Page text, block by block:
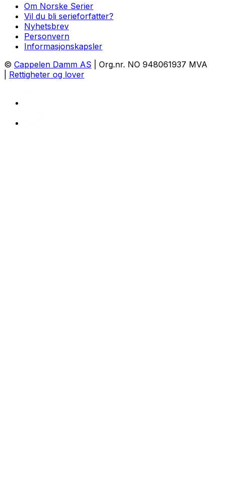
Om Norske Serier
Vil du bli serieforfatter?
Nyhetsbrev
Personvern
Informasjonskapsler
© Cappelen Damm AS | Org.nr. NO 948061937 MVA
Rettigheter og lover